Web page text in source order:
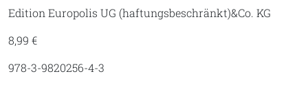
Edition Europolis UG (haftungsbeschränkt)&Co. KG
8,99 €
978-3-9820256-4-3